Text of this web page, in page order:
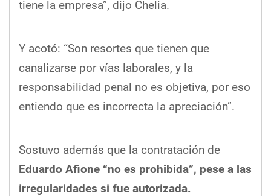
tiene la empresa”, dijo Chelia.
Y acotó: “Son resortes que tienen que
canalizarse por vías laborales, y la
responsabilidad penal no es objetiva, por eso
entiendo que es incorrecta la apreciación”.
Sostuvo además que la contratación de
Eduardo Afione “no es prohibida”, pese a las
irregularidades si fue autorizada.